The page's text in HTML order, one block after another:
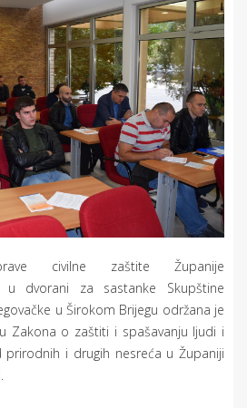
civilne zaštite Županije
u dvorani za sastanke Skupštine
u Širokom Brijegu održana je
Zakona o zaštiti i spašavanju ljudi i
i drugih nesreća u Županiji